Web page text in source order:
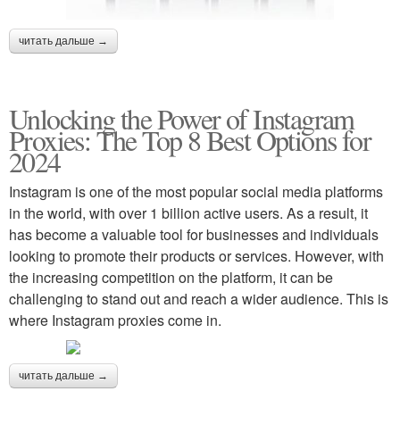
читать дальше →
Unlocking the Power of Instagram
Proxies: The Top 8 Best Options for
2024
Instagram is one of the most popular social media platforms
in the world, with over 1 billion active users. As a result, it
has become a valuable tool for businesses and individuals
looking to promote their products or services. However, with
the increasing competition on the platform, it can be
challenging to stand out and reach a wider audience. This is
where Instagram proxies come in.
читать дальше →